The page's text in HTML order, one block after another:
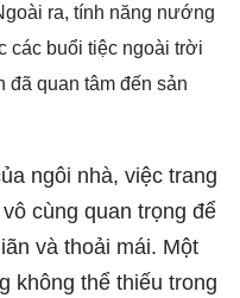
ra, tính năng nướng
các buổi tiệc ngoài trời
đã quan tâm đến sản
ngôi nhà, việc trang
cùng quan trọng để
và thoải mái. Một
không thể thiếu trong